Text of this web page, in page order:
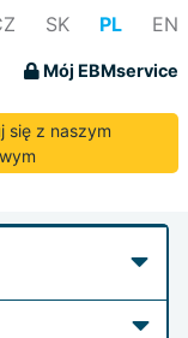
SK PL EN
Mój EBMservice
się z naszym